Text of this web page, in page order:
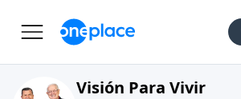
Visión Para Vivir